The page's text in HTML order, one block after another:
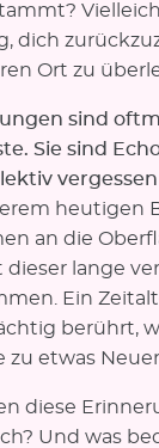
dich
Ort zu
sind
Sie sind
heutigen
an die
dieser lange
Ein
berührt,
zu etwas
diese
Und was